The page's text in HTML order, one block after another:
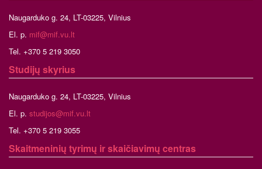
Naugarduko g. 24, LT-03225, Vilnius
El. p. mif@mif.vu.lt
Tel. +370 5 219 3050
Studijų skyrius
Naugarduko g. 24, LT-03225, Vilnius
El. p. studijos@mif.vu.lt
Tel. +370 5 219 3055
Skaitmeninių tyrimų ir skaičiavimų centras